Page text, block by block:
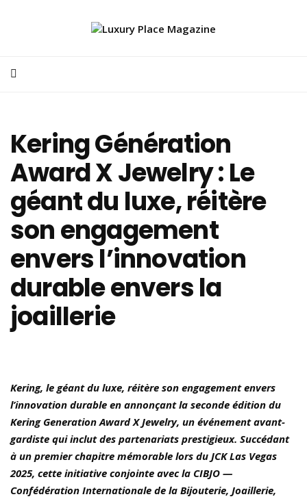
Kering Génération
Award X Jewelry : Le
géant du luxe, réitère
son engagement
envers l’innovation
durable envers la
joaillerie
Kering, le géant du luxe, réitère son engagement envers
l’innovation durable en annonçant la seconde édition du
Kering Generation Award X Jewelry, un événement avant-
gardiste qui inclut des partenariats prestigieux. Succédant
à un premier chapitre mémorable lors du JCK Las Vegas
2025, cette initiative conjointe avec la CIBJO —
Confédération Internationale de la Bijouterie, Joaillerie,